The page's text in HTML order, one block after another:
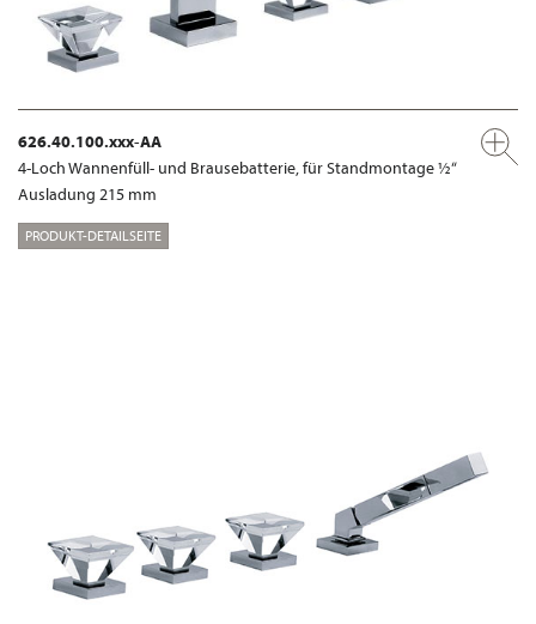
626.40.100.xxx-AA
4-Loch Wannenfüll- und Brausebatterie, für Standmontage ½“
Ausladung 215 mm
PRODUKT-DETAILSEITE